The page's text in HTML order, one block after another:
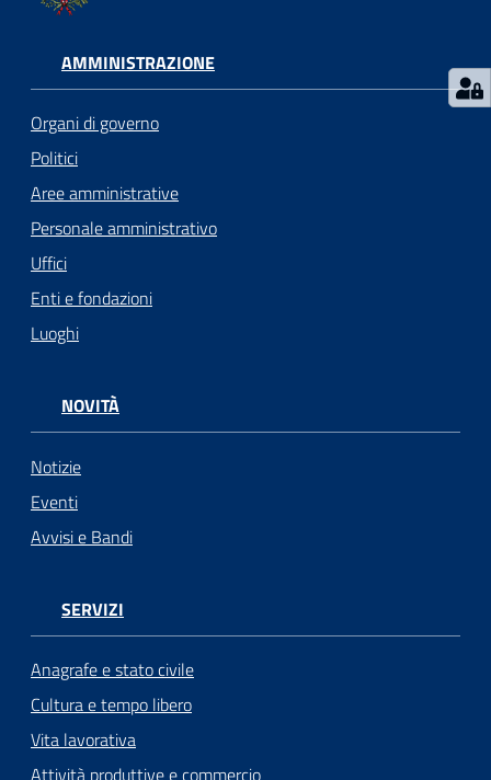
AMMINISTRAZIONE
Organi di governo
Politici
Aree amministrative
Personale amministrativo
Uffici
Enti e fondazioni
Luoghi
NOVITÀ
Notizie
Eventi
Avvisi e Bandi
SERVIZI
Anagrafe e stato civile
Cultura e tempo libero
Vita lavorativa
Attività produttive e commercio